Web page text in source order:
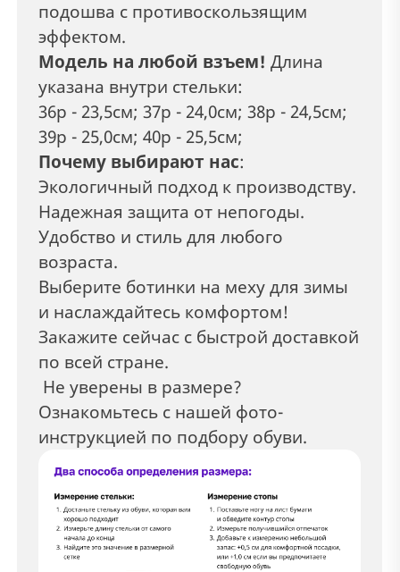
подошва с противоскользящим
эффектом.
Модель на любой взъем! Длина
указана внутри стельки:
36р - 23,5см; 37р - 24,0см; 38р - 24,5см;
39р - 25,0см; 40р - 25,5см;
Почему выбирают нас:
Экологичный подход к производству.
Надежная защита от непогоды.
Удобство и стиль для любого
возраста.
Выберите ботинки на меху для зимы
и наслаждайтесь комфортом!
Закажите сейчас с быстрой доставкой
по всей стране.
Не уверены в размере?
Ознакомьтесь с нашей фото-
инструкцией по подбору обуви.